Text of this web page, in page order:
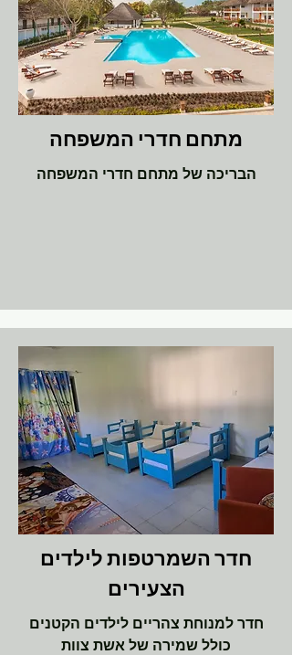
מתחם חדרי המשפחה
הבריכה של מתחם חדרי המשפחה
חדר השמרטפות לילדים
הצעירים
חדר למנוחת צהריים לילדים הקטנים
כולל שמירה של אשת צוות